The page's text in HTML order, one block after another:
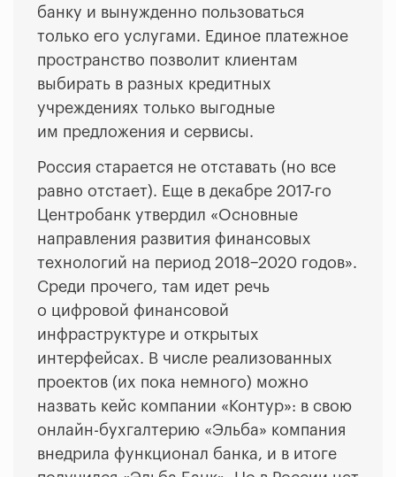
банку и вынужденно пользоваться
только его услугами. Единое платежное
пространство позволит клиентам
выбирать в разных кредитных
учреждениях только выгодные
им предложения и сервисы.
Россия старается не отставать (но все
равно отстает). Еще в декабре 2017-го
Центробанк утвердил «Основные
направления развития финансовых
технологий на период 2018−2020 годов».
Среди прочего, там идет речь
о цифровой финансовой
инфраструктуре и открытых
интерфейсах. В числе реализованных
проектов (их пока немного) можно
назвать кейс компании «Контур»: в свою
онлайн-бухгалтерию «Эльба» компания
внедрила функционал банка, и в итоге